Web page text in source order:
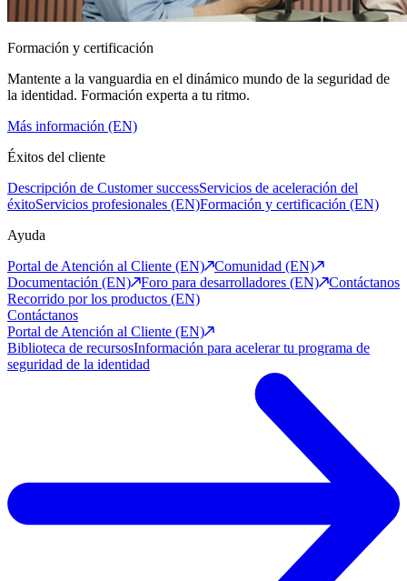
Formación y certificación
Mantente a la vanguardia en el dinámico mundo de la seguridad de
la identidad. Formación experta a tu ritmo.
Más información (EN)
Éxitos del cliente
Descripción de Customer successServicios de aceleración del
éxitoServicios profesionales (EN)Formación y certificación (EN)
Ayuda
Portal de Atención al Cliente (EN)
Comunidad (EN)
Documentación (EN)
Foro para desarrolladores (EN)
Contáctanos
Recorrido por los productos (EN)
Contáctanos
Portal de Atención al Cliente (EN)
Biblioteca de recursosInformación para acelerar tu programa de
seguridad de la identidad